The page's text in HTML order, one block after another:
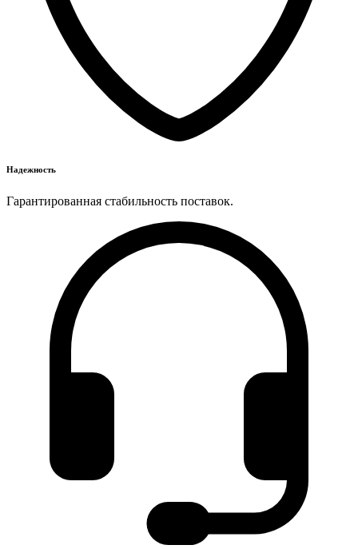
Надежность
Гарантированная стабильность поставок.